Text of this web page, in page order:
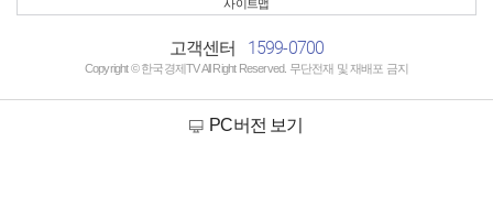
사이트맵
고객센터 1599-0700
Copyright © 한국경제TV All Right Reserved. 무단전재 및 재배포 금지
PC버전 보기